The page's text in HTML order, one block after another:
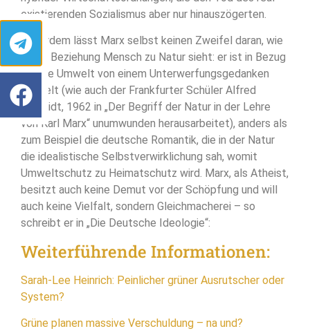
existierenden Sozialismus aber nur hinauszögerten.
Außerdem lässt Marx selbst keinen Zweifel daran, wie
er die Beziehung Mensch zu Natur sieht: er ist in Bezug
auf die Umwelt von einem Unterwerfungsgedanken
beseelt (wie auch der Frankfurter Schüler Alfred
Schmidt, 1962 in „Der Begriff der Natur in der Lehre
von Karl Marx“ unumwunden herausarbeitet), anders als
zum Beispiel die deutsche Romantik, die in der Natur
die idealistische Selbstverwirklichung sah, womit
Umweltschutz zu Heimatschutz wird. Marx, als Atheist,
besitzt auch keine Demut vor der Schöpfung und will
auch keine Vielfalt, sondern Gleichmacherei – so
schreibt er in „Die Deutsche Ideologie“:
Weiterführende Informationen:
Sarah-Lee Heinrich: Peinlicher grüner Ausrutscher oder
System?
Grüne planen massive Verschuldung – na und?